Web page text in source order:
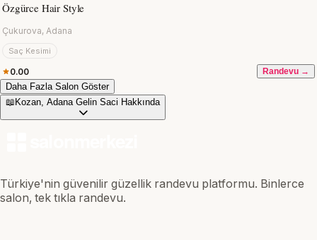
Özgürce Hair Style
Çukurova, Adana
Saç Kesimi
0.00 Randevu →
Daha Fazla Salon Göster
📖 Kozan, Adana Gelin Saci Hakkında
Türkiye'nin güvenilir güzellik randevu platformu. Binlerce
salon, tek tıkla randevu.